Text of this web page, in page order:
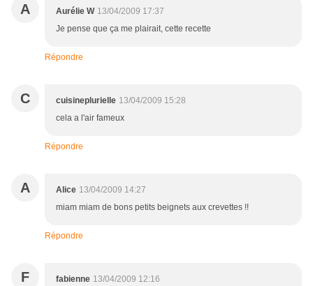
A Aurélie W 13/04/2009 17:37
Je pense que ça me plairait, cette recette
Répondre
C cuisineplurielle 13/04/2009 15:28
cela a l'air fameux
Répondre
A Alice 13/04/2009 14:27
miam miam de bons petits beignets aux crevettes !!
Répondre
F fabienne 13/04/2009 12:16